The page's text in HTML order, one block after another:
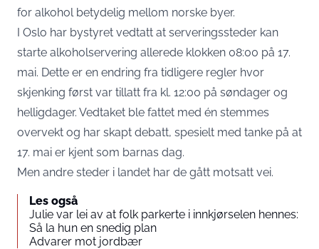
for alkohol betydelig mellom norske byer.
I Oslo har bystyret vedtatt at serveringssteder kan
starte alkoholservering allerede klokken 08:00 på 17.
mai. Dette er en endring fra tidligere regler hvor
skjenking først var tillatt fra kl. 12:00 på søndager og
helligdager. Vedtaket ble fattet med én stemmes
overvekt og har skapt debatt, spesielt med tanke på at
17. mai er kjent som barnas dag.
Men andre steder i landet har de gått motsatt vei.
Les også
Julie var lei av at folk parkerte i innkjørselen hennes:
Så la hun en snedig plan
Advarer mot jordbær